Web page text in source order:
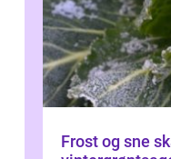
Frost og sne